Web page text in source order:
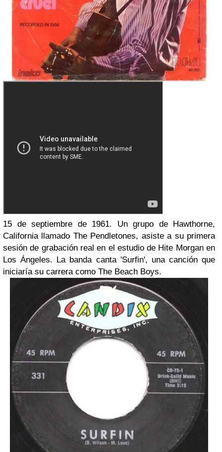
15 de septiembre de 1961. Un grupo de Hawthorne,
California llamado The Pendletones, asiste a su primera
sesión de grabación real en el estudio de Hite Morgan en
Los Ángeles. La banda canta 'Surfin', una canción que
iniciaría su carrera como The Beach Boys.